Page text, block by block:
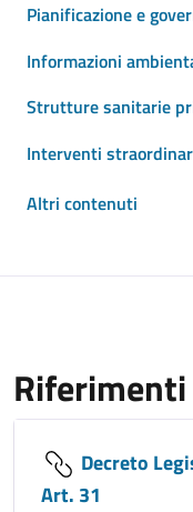
Pianificazione e
Informazioni
Strutture sanitarie
Interventi
Altri contenuti
Decreto
Art. 31